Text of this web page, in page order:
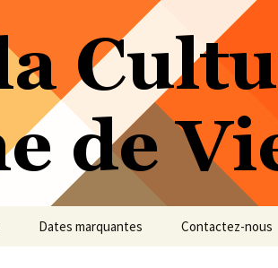
Dates marquantes Contactez-nous